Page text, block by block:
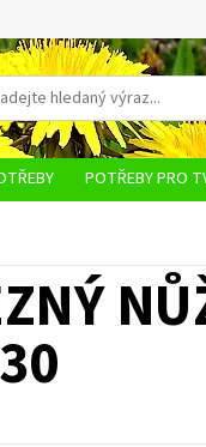
POTŘEBY PRO